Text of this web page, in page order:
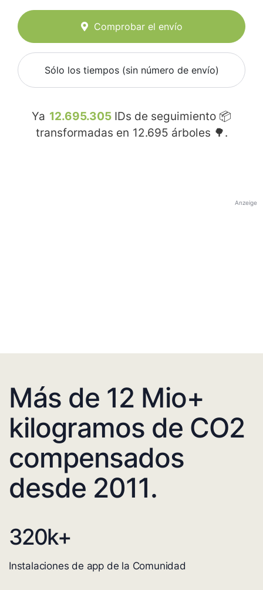
Comprobar el envío
Sólo los tiempos (sin número de envío)
Ya 12.695.305 IDs de seguimiento 📦
transformadas en 12.695 árboles 🌳.
Anzeige
Más de 12 Mio+
kilogramos de CO2
compensados
desde 2011.
320k+
Instalaciones de app de la Comunidad